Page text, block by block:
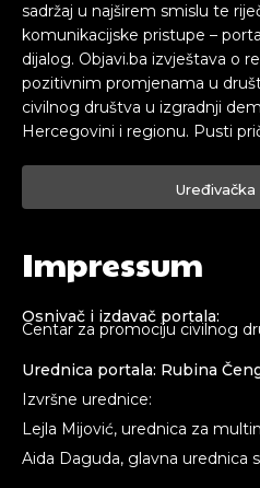
sadržaj u najširem smislu te
komunikacijske pristupe –
dijalog. Objavi.ba izvještava o
pozitivnim promjenama u
civilnog društva u izgradnji
Hercegovini i regionu. Pusti
Impressum
Osnivač i izdavač portala:
Centar za promociju civilnog
Urednica portala: Rubina
Izvršne urednice:
Lejla Mijović, urednica za
Aida Daguda, glavna urednica